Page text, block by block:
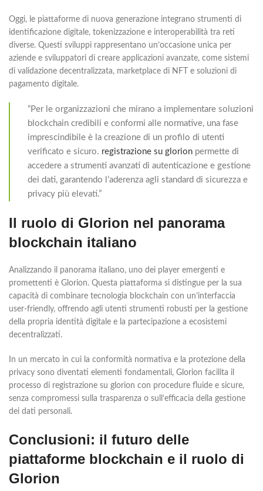
Oggi, le piattaforme di nuova generazione integrano strumenti di
identificazione digitale, tokenizzazione e interoperabilità tra reti
diverse. Questi sviluppi rappresentano un’occasione unica per
aziende e sviluppatori di creare applicazioni avanzate, come sistemi
di validazione decentralizzata, marketplace di NFT e soluzioni di
pagamento digitale.
“Per le organizzazioni che mirano a implementare soluzioni
blockchain credibili e conformi alle normative, una fase
imprescindibile è la creazione di un profilo di utenti
verificato e sicuro. registrazione su glorion permette di
accedere a strumenti avanzati di autenticazione e gestione
dei dati, garantendo l’aderenza agli standard di sicurezza e
privacy più elevati.”
Il ruolo di Glorion nel panorama
blockchain italiano
Analizzando il panorama italiano, uno dei player emergenti e
promettenti è Glorion. Questa piattaforma si distingue per la sua
capacità di combinare tecnologia blockchain con un’interfaccia
user-friendly, offrendo agli utenti strumenti robusti per la gestione
della propria identità digitale e la partecipazione a ecosistemi
decentralizzati.
In un mercato in cui la conformità normativa e la protezione della
privacy sono diventati elementi fondamentali, Glorion facilita il
processo di registrazione su glorion con procedure fluide e sicure,
senza compromessi sulla trasparenza o sull’efficacia della gestione
dei dati personali.
Conclusioni: il futuro delle
piattaforme blockchain e il ruolo di
Glorion